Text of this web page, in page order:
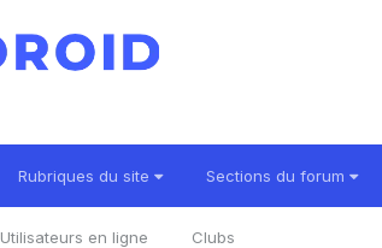
Rubriques du site Sections du forum
Utilisateurs en ligne Clubs